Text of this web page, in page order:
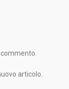
articolo.